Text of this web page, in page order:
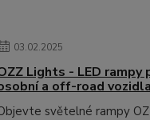
03.02.2025
Lights - LED rampy
a off-road vozidla
světelné rampy